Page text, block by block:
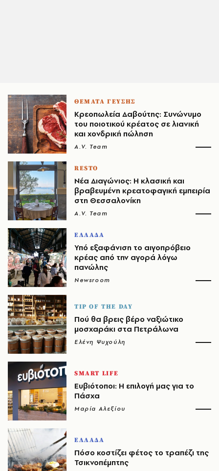
ΘΕΜΑΤΑ ΓΕΥΣΗΣ
Κρεοπωλεία Δαβούτης: Συνώνυμο
του ποιοτικού κρέατος σε λιανική
και χονδρική πώληση
A.V. Team
RESTO
Νέα Διαγώνιος: Η κλασική και
βραβευμένη κρεατοφαγική εμπειρία
στη Θεσσαλονίκη
A.V. Team
ΕΛΛΑΔΑ
Υπό εξαφάνιση το αιγοπρόβειο
κρέας από την αγορά λόγω
πανώλης
Newsroom
TIP OF THE DAY
Πού θα βρεις βέρο ναξιώτικο
μοσχαράκι στα Πετράλωνα
Ελένη Ψυχούλη
SMART LIFE
Ευβιότοποι: Η επιλογή μας για το
Πάσχα
Μαρία Αλεξίου
ΕΛΛΑΔΑ
Πόσο κοστίζει φέτος το τραπέζι της
Τσικνοπέμπτης